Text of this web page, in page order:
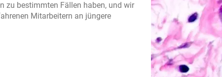
zu bestimmten Fällen haben, und wir
Mitarbeitern an jüngere